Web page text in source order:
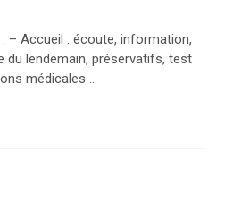
– Accueil : écoute, information,
du lendemain, préservatifs, test
médicales ...